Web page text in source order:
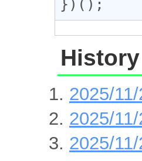
})();
History
2025/
2025/
2025/